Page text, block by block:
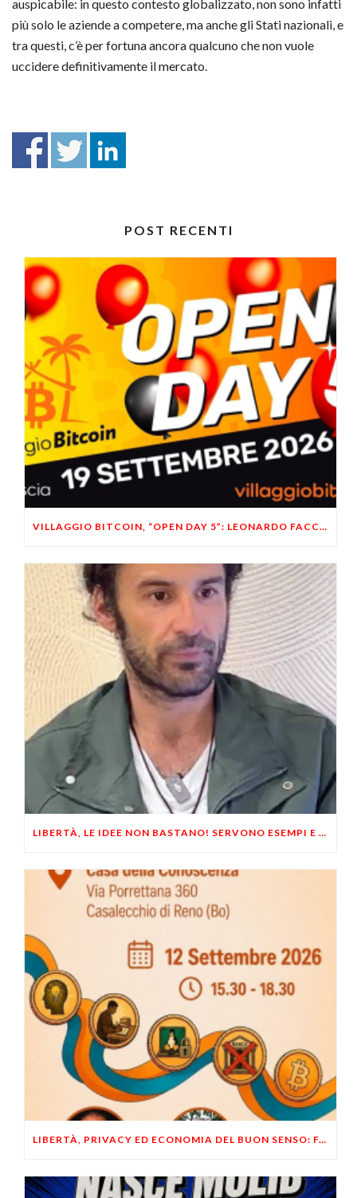
auspicabile: in questo contesto globalizzato, non sono infatti
più solo le aziende a competere, ma anche gli Stati nazionali, e
tra questi, c’è per fortuna ancora qualcuno che non vuole
uccidere definitivamente il mercato.
POST RECENTI
VILLAGGIO BITCOIN, “OPEN DAY 5”: LEONARDO FACCO OSPITE A BRESCIA
LIBERTÀ, LE IDEE NON BASTANO! SERVONO ESEMPI E UN PO’ DI COERENZA
LIBERTÀ, PRIVACY ED ECONOMIA DEL BUON SENSO: FACCO E MUSUMECI A CASALECCHIO DI RENO (BO)